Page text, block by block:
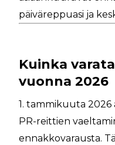
päiväreppuasi ja
Kuinka
vuonna 2026
1. tammikuuta 2026
PR-reittien
ennakkovarausta.